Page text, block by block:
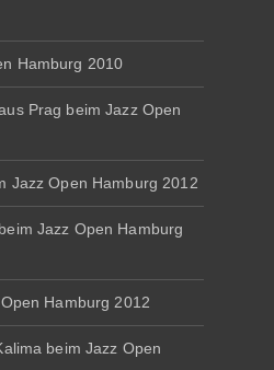
Hamburg 2010
Prag beim Jazz Open
Jazz Open Hamburg 2012
Jazz Open Hamburg
Hamburg 2012
beim Jazz Open